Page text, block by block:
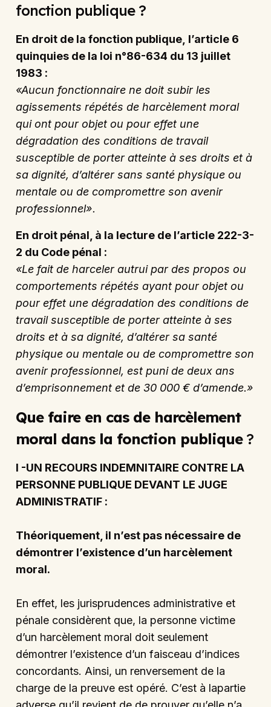
fonction publique ?
En droit de la fonction publique, l’article 6
quinquies de la loi n°86-634 du 13 juillet
1983 :
«Aucun fonctionnaire ne doit subir les
agissements répétés de harcèlement moral
qui ont pour objet ou pour effet une
dégradation des conditions de travail
susceptible de porter atteinte à ses droits et à
sa dignité, d’altérer sans santé physique ou
mentale ou de compromettre son avenir
professionnel».
En droit pénal, à la lecture de l’article 222-3-
2 du Code pénal :
«Le fait de harceler autrui par des propos ou
comportements répétés ayant pour objet ou
pour effet une dégradation des conditions de
travail susceptible de porter atteinte à ses
droits et à sa dignité, d’altérer sa santé
physique ou mentale ou de compromettre son
avenir professionnel, est puni de deux ans
d’emprisonnement et de 30 000 € d’amende.»
Que faire en cas de harcèlement
moral dans la fonction publique?
I -UN RECOURS INDEMNITAIRE CONTRE LA
PERSONNE PUBLIQUE DEVANT LE JUGE
ADMINISTRATIF :
Théoriquement, il n’est pas nécessaire de
démontrer l’existence d’un harcèlement
moral.
En effet, les jurisprudences administrative et
pénale considèrent que, la personne victime
d’un harcèlement moral doit seulement
démontrer l’existence d’un faisceau d’indices
concordants. Ainsi, un renversement de la
charge de la preuve est opéré. C’est à lapartie